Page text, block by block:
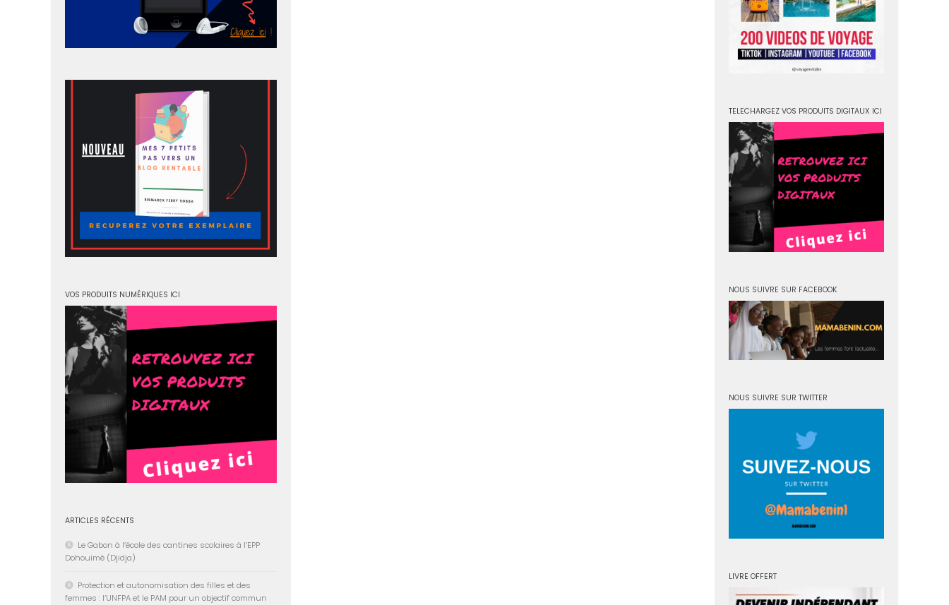
VOS PRODUITS NUMÉRIQUES ICI
ARTICLES RÉCENTS
Le Gabon à l’école des cantines scolaires à l’EPP
Dohouimè (Djidja)
Protection et autonomisation des filles et des
femmes : l’UNFPA et le PAM pour un objectif commun
TELECHARGEZ VOS PRODUITS DIGITAUX ICI
NOUS SUIVRE SUR FACEBOOK
NOUS SUIVRE SUR TWITTER
LIVRE OFFERT